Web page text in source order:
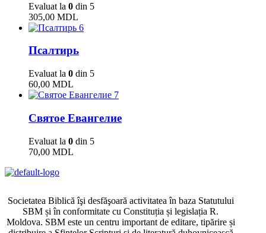
Evaluat la 0 din 5
305,00 MDL
6
Псалтирь
Evaluat la 0 din 5
60,00 MDL
7
Святое Евангелие
Evaluat la 0 din 5
70,00 MDL
Societatea Biblică îşi desfăşoară activitatea în baza Statutului
SBM și în conformitate cu Constituția și legislația R.
Moldova. SBM este un centru important de editare, tipărire și